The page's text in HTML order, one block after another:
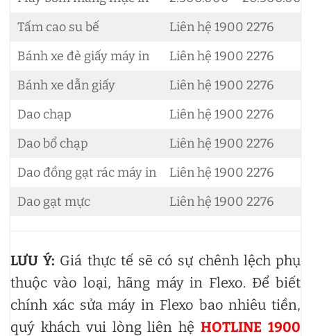
Tấm cao su bế
Liên hệ 1900 2276
Bánh xe đè giấy máy in
Liên hệ 1900 2276
Bánh xe dẫn giấy
Liên hệ 1900 2276
Dao chạp
Liên hệ 1900 2276
Dao bổ chạp
Liên hệ 1900 2276
Dao đồng gạt rác máy in
Liên hệ 1900 2276
Dao gạt mực
Liên hệ 1900 2276
LƯU Ý: Giá thực tế sẽ có sự chênh lệch phụ
thuộc vào loại, hãng máy in Flexo. Để biết
chính xác sửa máy in Flexo bao nhiêu tiền,
quý khách vui lòng liên hệHOTLINE 1900